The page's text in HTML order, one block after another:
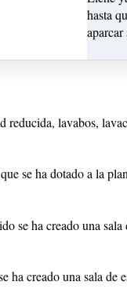
reducida, lavabos,
se ha dotado a la
se ha creado una sala
ha creado una sala de